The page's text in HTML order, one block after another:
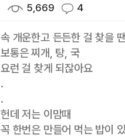
5,669 4
속 개운한고 든든한 걸 찾을 땐
보통은 찌개, 탕, 국
요런 걸 찾게 되잖아요
.
.
헌데 저는 이맘때
꼭 한번은 만들어 먹는 밥이